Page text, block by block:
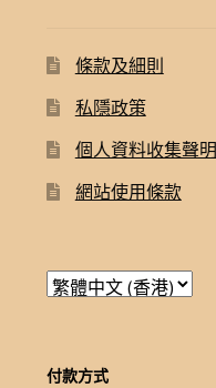
條款及細則
私隱政策
個人資料收集聲明
網站使用條款
付款方式